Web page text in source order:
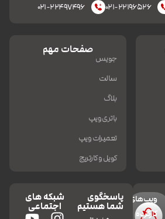
۰۲۱-۲۲۱۹۶۵۲۶ ۰۲۱-۲۲۴۹۷۴۹۶
صفحات مهم
جویس
سالت
بلاگ
باتری ویپ
تعمیرات ویپ
کویل و کارتریج
ویپ‌های
کارکرده
پاسخگوی
شما هستیم
شبکه های
اجتماعی